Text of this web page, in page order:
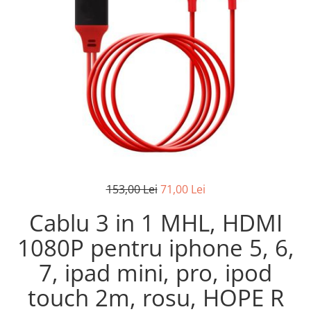
153,00 Lei 71,00 Lei
Cablu 3 in 1 MHL, HDMI
1080P pentru iphone 5, 6,
7, ipad mini, pro, ipod
touch 2m, rosu, HOPE R